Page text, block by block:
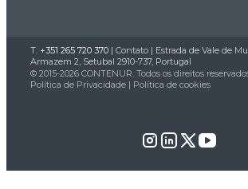
T. +351 265 720 370 | Contato | Estrada de Vale de
Armazem 2, Setubal 2910-737, Portugal
© 2015-2026 CONTENUR. Todos os direitos
Política de Privacidade | Política de cookies